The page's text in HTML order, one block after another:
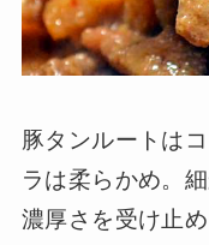
豚タンルートは
ラは柔らかめ。
濃厚さを受け止